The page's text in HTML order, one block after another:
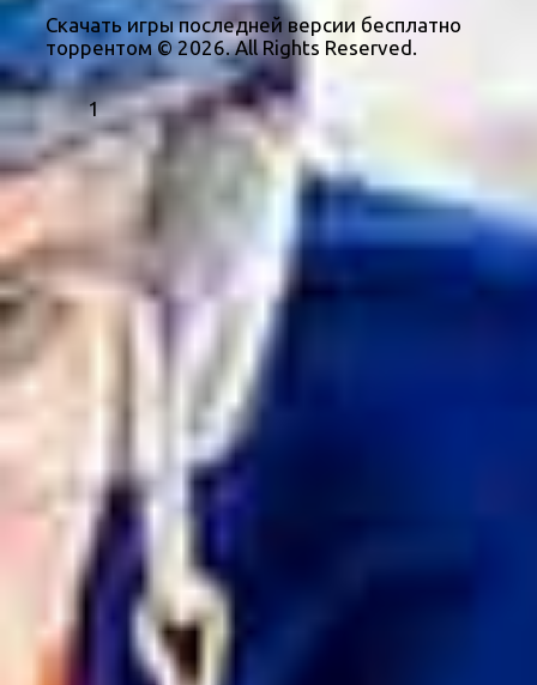
Скачать игры последней версии бесплатно
торрентом © 2026. All Rights Reserved.
1